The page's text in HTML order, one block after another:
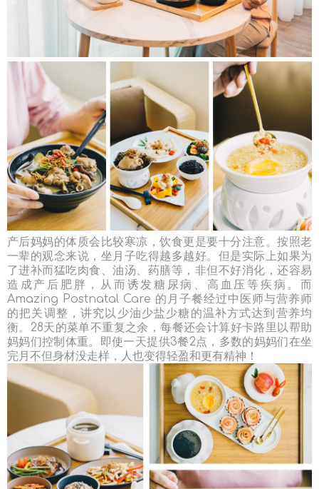
产后妈妈的体质会比较寒凉，饮食更是要十分注意。按照老
一辈的观念来说，坐月子吃得越多越好。但是实际上如果为
了进补而猛吃肉食、油汤、药膳等，非但不好消化，还容易
造成产后肥胖，从而诱发糖尿病、高血压等疾病。而
Amazing Postnatal Care 的月子餐经过中医师与营养师
的把关调整，讲究以少油少盐少糖的温补方式达到营养均
衡。28天的菜单不重复之余，每餐还会计算好卡路里以帮助
妈妈们控制体重。即使一天提供3餐2点，多数的妈妈们在坐
完月不但身材没走样，人也变得轻盈和更有精神！